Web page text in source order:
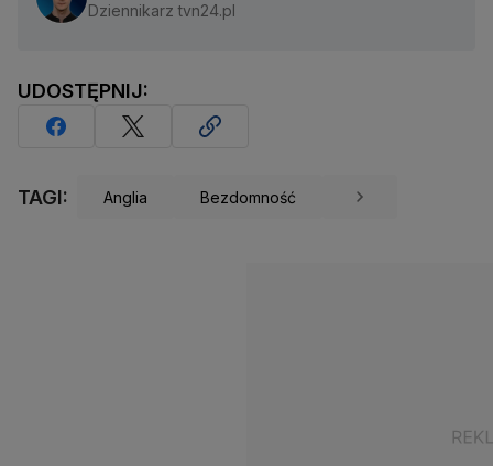
Dziennikarz tvn24.pl
UDOSTĘPNIJ:
TAGI: Anglia Bezdomność